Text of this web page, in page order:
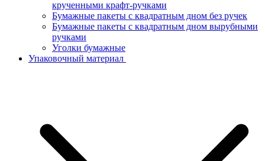
крученными крафт-ручками
Бумажные пакеты с квадратным дном без ручек
Бумажные пакеты с квадратным дном вырубными
ручками
Уголки бумажные
Упаковочный материал